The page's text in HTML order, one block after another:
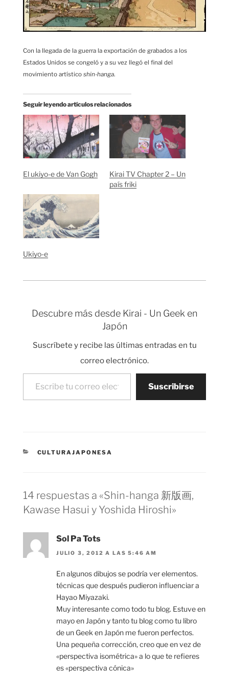
Con la llegada de la guerra la exportación de grabados a los
Estados Unidos se congeló y a su vez llegó el final del
movimiento artístico shin-hanga.
Seguir leyendo artículos relacionados
El ukiyo-e de Van Gogh
Kirai TV Chapter 2 – Un
país friki
Ukiyo-e
Descubre más desde Kirai - Un Geek en
Japón
Suscríbete y recibe las últimas entradas en tu
correo electrónico.
Escribe tu correo electrónico…
Suscribirse
CATEGORÍAS
CULTURAJAPONESA
14 respuestas a «Shin-hanga 新版画,
Kawase Hasui y Yoshida Hiroshi»
Sol Pa Tots
JULIO 3, 2012 A LAS 5:46 AM
En algunos dibujos se podría ver elementos.
técnicas que después pudieron influenciar a
Hayao Miyazaki.
Muy interesante como todo tu blog. Estuve en
mayo en Japón y tanto tu blog como tu libro
de un Geek en Japón me fueron perfectos.
Una pequeña corrección, creo que en vez de
«perspectiva isométrica» a lo que te refieres
es «perspectiva cónica»